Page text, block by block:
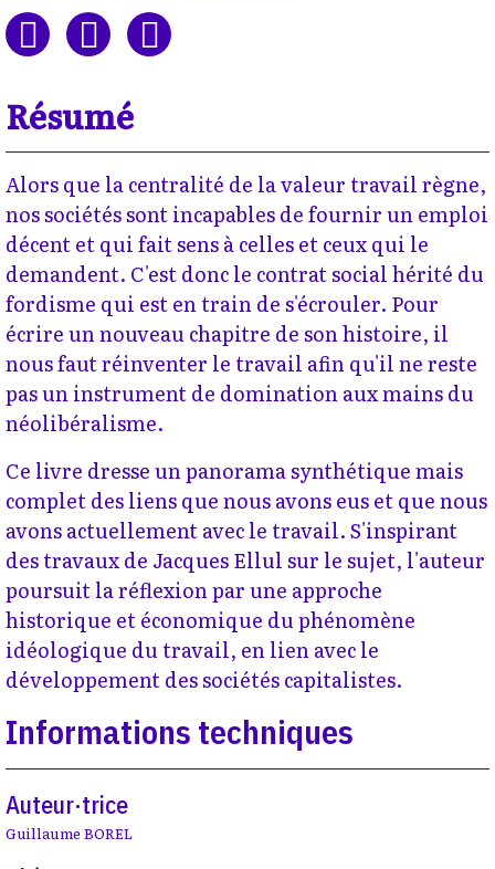
Résumé
Alors que la centralité de la valeur travail règne,
nos sociétés sont incapables de fournir un emploi
décent et qui fait sens à celles et ceux qui le
demandent. C'est donc le contrat social hérité du
fordisme qui est en train de s'écrouler. Pour
écrire un nouveau chapitre de son histoire, il
nous faut réinventer le travail afin qu'il ne reste
pas un instrument de domination aux mains du
néolibéralisme.
Ce livre dresse un panorama synthétique mais
complet des liens que nous avons eus et que nous
avons actuellement avec le travail. S'inspirant
des travaux de Jacques Ellul sur le sujet, l'auteur
poursuit la réflexion par une approche
historique et économique du phénomène
idéologique du travail, en lien avec le
développement des sociétés capitalistes.
Informations techniques
Auteur·trice
Guillaume BOREL